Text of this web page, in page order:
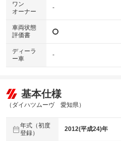
ワン
オーナー
-
車両状態
評価書
ディーラ
ー車
-
基本仕様
（ダイハツムーヴ 愛知県）
年式（初度
登録）
2012(平成24)年